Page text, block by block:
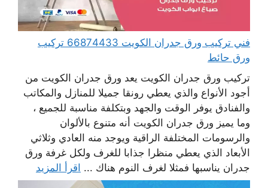
فني تركيب ورق جدران الكويت 66874433 تركيب
ورق حائط
تركيب ورق جدران الكويت يعد ورق جدران الكويت من
أجود الأنواع والذي يعطي رونقا جميلا للمنازل والمكاتب
والفنادق يوفر الوقت والجهد وبتكلفة مناسبة للجميع ،
وما يميز ورق جدران الكويت أنه متنوع بالألوان
والرسومات المختلفة الراقية ويوجد منه العادي وثلاثي
الأبعاد الذي يعطي منظرا جذابا للغرف ولكل غرفة ورق
جدران يناسبها فمثلا لغرف النوم هناك ... اقرأ المزيد